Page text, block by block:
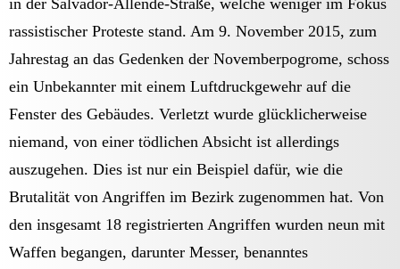
rassistischer Proteste stand. Am 9. November 2015, zum
Jahrestag an das Gedenken der Novemberpogrome, schoss
ein Unbekannter mit einem Luftdruckgewehr auf die
Fenster des Gebäudes. Verletzt wurde glücklicherweise
niemand, von einer tödlichen Absicht ist allerdings
auszugehen. Dies ist nur ein Beispiel dafür, wie die
Brutalität von Angriffen im Bezirk zugenommen hat. Von
den insgesamt 18 registrierten Angriffen wurden neun mit
Waffen begangen, darunter Messer, benanntes